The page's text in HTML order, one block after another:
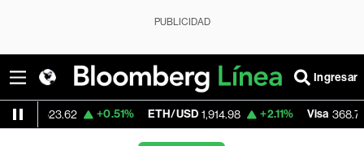
PUBLICIDAD
Ingresar
+0.51% ETH/USD 1,914.98 +2.11% Visa 368.74 -0.23%